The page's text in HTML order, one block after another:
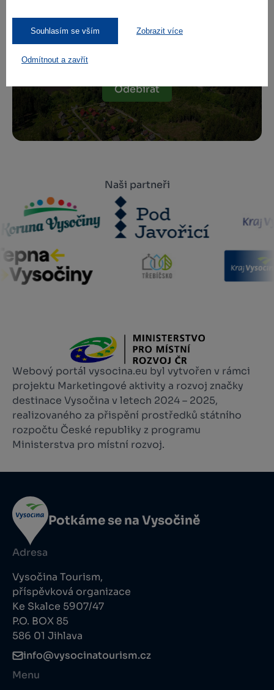
Souhlasím se vším Zobrazit více
Odmítnout a zavřít
Odebírat
Naši partneři
Webový portál vysocina.eu byl vytvořen v rámci
projektu Marketingové aktivity a rozvoj značky
destinace Vysočina v letech 2024 – 2025,
realizovaného za přispění prostředků státního
rozpočtu České republiky z programu
Ministerstva pro místní rozvoj.
Potkáme se na Vysočině
Adresa
Vysočina Tourism,
příspěvková organizace
Ke Skalce 5907/47
P.O. BOX 85
586 01 Jihlava
info@vysocinatourism.cz
Menu